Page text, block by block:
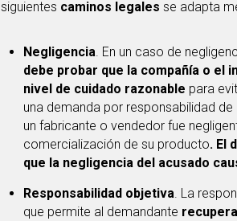
siguientes caminos legales se adapta
Negligencia . En un caso de
debe probar que la compañía o el
nivel de cuidado razonable para
una demanda por responsabilidad
un fabricante o vendedor fue
comercialización de su producto. El
que la negligencia del acusado
Responsabilidad objetiva. La
que permite al demandante